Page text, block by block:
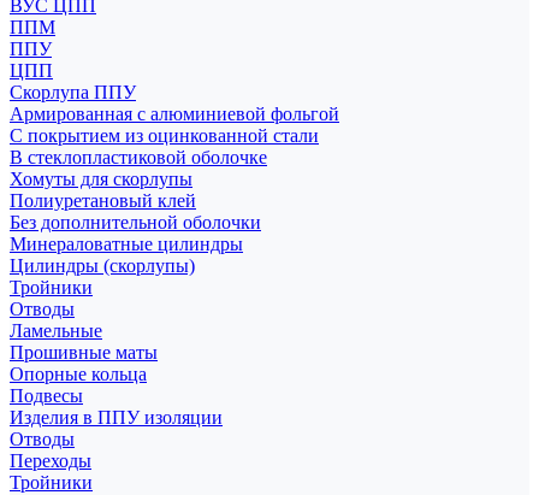
ВУС ЦПП
ППМ
ППУ
ЦПП
Скорлупа ППУ
Армированная с алюминиевой фольгой
С покрытием из оцинкованной стали
В стеклопластиковой оболочке
Хомуты для скорлупы
Полиуретановый клей
Без дополнительной оболочки
Минераловатные цилиндры
Цилиндры (скорлупы)
Тройники
Отводы
Ламельные
Прошивные маты
Опорные кольца
Подвесы
Изделия в ППУ изоляции
Отводы
Переходы
Тройники